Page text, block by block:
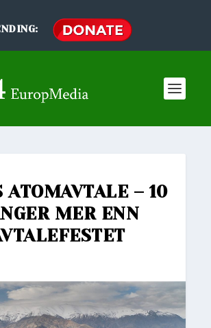
ATOMAVTALE – 10
MER ENN